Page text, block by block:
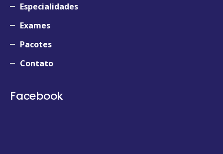
Especialidades
Exames
Pacotes
Contato
Facebook